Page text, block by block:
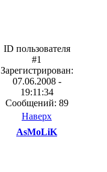
ID пользователя
#1
Зарегистрирован:
07.06.2008 -
19:11:34
Сообщений: 89
Наверх
AsMoLiK